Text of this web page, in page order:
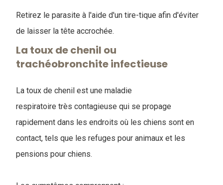
Retirez le parasite à l'aide d'un tire-tique afin d'éviter
de laisser la tête accrochée.
La toux de chenil ou
trachéobronchite infectieuse
La toux de chenil est une maladie
respiratoire très contagieuse qui se propage
rapidement dans les endroits où les chiens sont en
contact, tels que les refuges pour animaux et les
pensions pour chiens.